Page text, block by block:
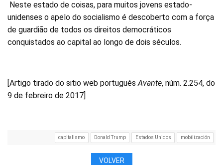
Neste estado de coisas, para muitos jovens estado-
unidenses o apelo do socialismo é descoberto com a força
de guardião de todos os direitos democráticos
conquistados ao capital ao longo de dois séculos.
[Artigo tirado do sitio web portuguésAvante, núm. 2.254, do
9 de febreiro de 2017]
capitalismo Donald Trump Estados Unidos mobilización
VOLVER